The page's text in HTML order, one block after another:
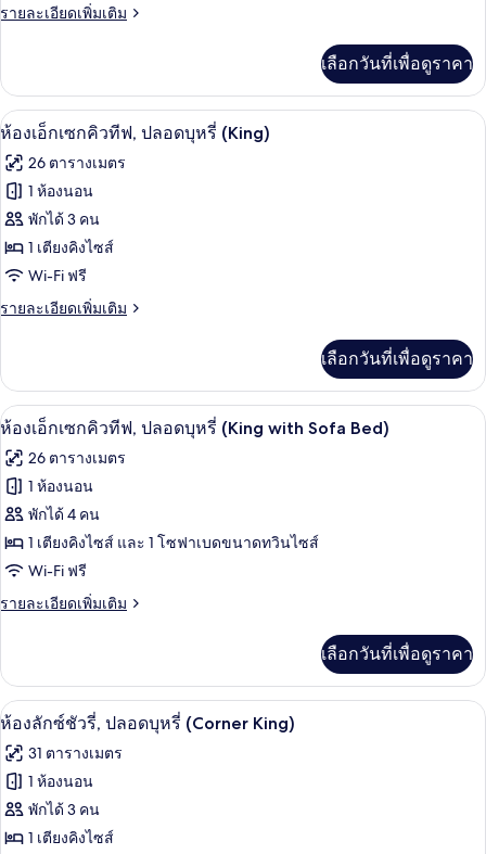
ลัก
ปลอด
บุหรี่
(King
with
Sofa
Bed)
รายละเอียดเพิ่มเติม
ราย
เกี่ยว
กับ
ห้อง
ลัก
ซ์,
บุหรี่
(King
with
Sofa
Bed)
เลือกวันที่เพื่อดูราคา
เปิด
ภาพถ่าย
ทั้งหมด
ของ
ห้อง
เอ็ก
เซก
ทีฟ,
ปลอด
บุหรี่
(King)
ผ้านวมขนเป็ด, ตู้นิรภัยในห้องพัก, โต๊ะ
7
ห้องเอ็กเซกคิวทีฟ, ปลอดบุหรี่ (King)
26 ตารางเมตร
1 ห้องนอน
พักได้ 3 คน
1 เตียงคิงไซส์
Wi-Fi ฟรี
รายละเอียดเพิ่มเติม
ราย
เกี่ยว
กับ
ห้อง
เซก
คิว
ปลอด
บุหรี่
(King)
เลือกวันที่เพื่อดูราคา
เปิด
ภาพถ่าย
ทั้งหมด
ของ
ห้อง
เอ็ก
เซก
ทีฟ,
ปลอด
บุหรี่
(King
with
Sofa
Bed)
ผ้านวมขนเป็ด, ตู้นิรภัยในห้องพัก, โต๊ะ
7
ห้องเอ็กเซกคิวทีฟ, ปลอดบุหรี่ (King with Sofa Bed)
26 ตารางเมตร
1 ห้องนอน
พักได้ 4 คน
1 เตียงคิงไซส์ และ 1 โซฟาเบดขนาดทวินไซส์
Wi-Fi ฟรี
รายละเอียดเพิ่มเติม
ราย
เกี่ยว
กับ
ห้อง
เซก
คิว
ปลอด
บุหรี่
เลือกวันที่เพื่อดูราคา
เปิด
ภาพถ่าย
ทั้งหมด
ของ
ห้อง
รองเท้าสวมภายในห้อง, โถสุขภัณฑ์แบ
9
ห้องลักซ์ชัวรี่, ปลอดบุหรี่ (Corner King)
31 ตารางเมตร
1 ห้องนอน
พักได้ 3 คน
1 เตียงคิงไซส์